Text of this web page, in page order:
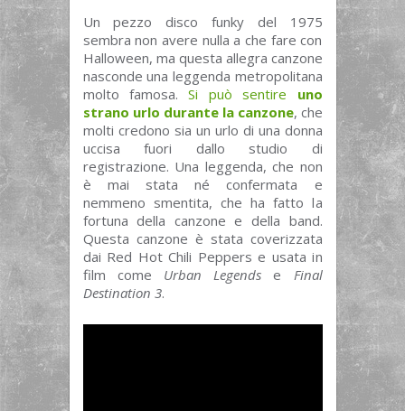
Un pezzo disco funky del 1975
sembra non avere nulla a che fare con
Halloween, ma questa allegra canzone
nasconde una leggenda metropolitana
molto famosa.Si può sentire uno
strano urlo durante la canzone, che
molti credono sia un urlo di una donna
uccisa fuori dallo studio di
registrazione. Una leggenda, che non
è mai stata né confermata e
nemmeno smentita, che ha fatto la
fortuna della canzone e della band.
Questa canzone è stata coverizzata
dai Red Hot Chili Peppers e usata in
film come Urban Legends e Final
Destination 3.